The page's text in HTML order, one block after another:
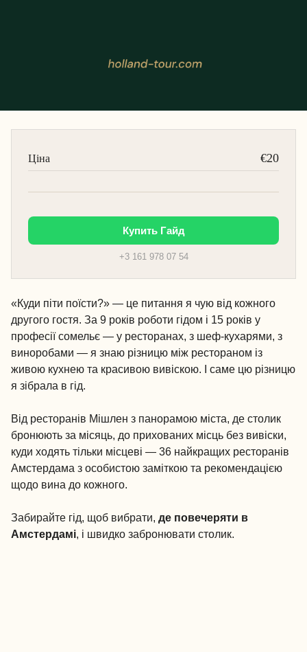
«Куди піти поїсти?» — це питання я чую від кожного
другого гостя. За 9 років роботи гідом і 15 років у
професії сомельє — у ресторанах, з шеф-кухарями, з
виноробами — я знаю різницю між рестораном із
живою кухнею та красивою вивіскою. І саме цю різницю
я зібрала в гід.
Від ресторанів Мішлен з панорамою міста, де столик
бронюють за місяць, до прихованих місць без вивіски,
куди ходять тільки місцеві — 36 найкращих ресторанів
Амстердама з особистою заміткою та рекомендацією
щодо вина до кожного.
Забирайте гід, щоб вибрати, де повечеряти в
Амстердамі, і швидко забронювати столик.
Ціна €20
Купить Гайд
+3 161 978 07 54